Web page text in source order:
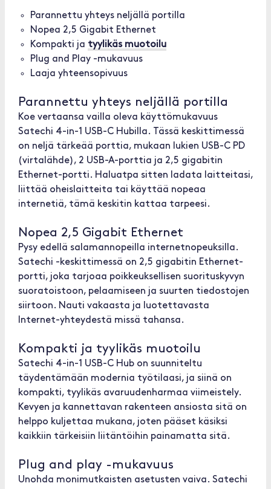
Parannettu yhteys neljällä portilla
Nopea 2,5 Gigabit Ethernet
Kompakti ja tyylikäs muotoilu
Plug and Play -mukavuus
Laaja yhteensopivuus
Parannettu yhteys neljällä portilla
Koe vertaansa vailla oleva käyttömukavuus
Satechi 4-in-1 USB-C Hubilla. Tässä keskittimessä
on neljä tärkeää porttia, mukaan lukien USB-C PD
(virtalähde), 2 USB-A-porttia ja 2,5 gigabitin
Ethernet-portti. Haluatpa sitten ladata laitteitasi,
liittää oheislaitteita tai käyttää nopeaa
internetiä, tämä keskitin kattaa tarpeesi.
Nopea 2,5 Gigabit Ethernet
Pysy edellä salamannopeilla internetnopeuksilla.
Satechi -keskittimessä on 2,5 gigabitin Ethernet-
portti, joka tarjoaa poikkeuksellisen suorituskyvyn
suoratoistoon, pelaamiseen ja suurten tiedostojen
siirtoon. Nauti vakaasta ja luotettavasta
Internet-yhteydestä missä tahansa.
Kompakti ja tyylikäs muotoilu
Satechi 4-in-1 USB-C Hub on suunniteltu
täydentämään modernia työtilaasi, ja siinä on
kompakti, tyylikäs avaruudenharmaa viimeistely.
Kevyen ja kannettavan rakenteen ansiosta sitä on
helppo kuljettaa mukana, joten pääset käsiksi
kaikkiin tärkeisiin liitäntöihin painamatta sitä.
Plug and play -mukavuus
Unohda monimutkaisten asetusten vaiva. Satechi